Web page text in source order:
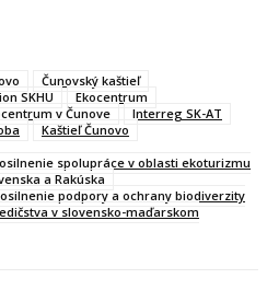
Čunovský kaštieľ
SKHU
Ekocentrum
v Čunove
Interreg SK-AT
Kaštieľ Čunovo
spolupráce v oblasti ekoturizmu
a Rakúska
podpory a ochrany biodiverzity
v slovensko-maďarskom